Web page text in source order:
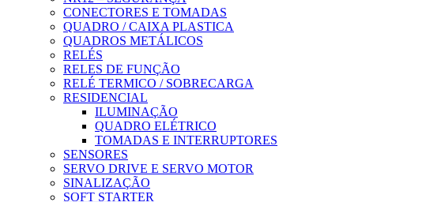
CONECTORES E TOMADAS
QUADRO / CAIXA PLASTICA
QUADROS METÁLICOS
RELÉS
RELES DE FUNÇÃO
RELÉ TERMICO / SOBRECARGA
RESIDENCIAL
ILUMINAÇÃO
QUADRO ELÉTRICO
TOMADAS E INTERRUPTORES
SENSORES
SERVO DRIVE E SERVO MOTOR
SINALIZAÇÃO
SOFT STARTER